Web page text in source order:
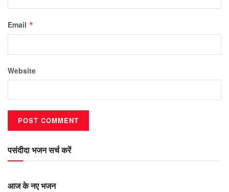
Email *
Website
पसंदीदा भजन सर्च करें
आज के नए भजन